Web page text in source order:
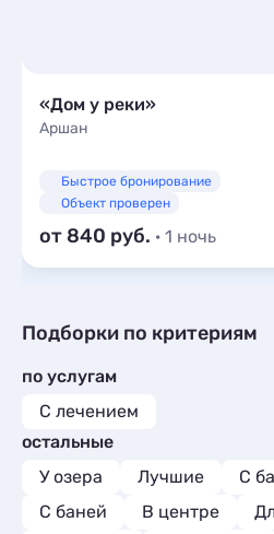
«Дом у реки»
Аршан
Быстрое бронирование
Объект проверен
от 840 · 1 ночь
Подборки по критериям
по услугам
С лечением
остальные
У озера
Лучшие
С
С баней
В центре